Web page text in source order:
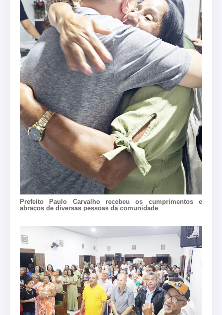
Prefeito Paulo Carvalho recebeu os cumprimentos e
abraços de diversas pessoas da comunidade